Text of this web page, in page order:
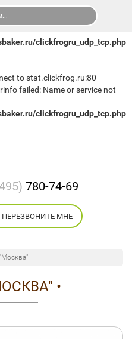
getaddrinfo failed:
clickfrogru_udp_tcp.php
to stat.clickfrog.ru:80
failed: Name or service not
clickfrogru_udp_tcp.php
780-74-69
ПЕРЕЗВОНИТЕ МНЕ
•